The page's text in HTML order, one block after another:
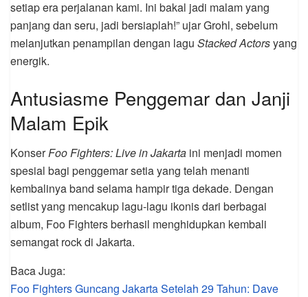
setiap era perjalanan kami. Ini bakal jadi malam yang
panjang dan seru, jadi bersiaplah!” ujar Grohl, sebelum
melanjutkan penampilan dengan lagu Stacked Actorsyang
energik.
Antusiasme Penggemar dan Janji
Malam Epik
KonserFoo Fighters: Live in Jakarta ini menjadi momen
spesial bagi penggemar setia yang telah menanti
kembalinya band selama hampir tiga dekade. Dengan
setlist yang mencakup lagu-lagu ikonis dari berbagai
album, Foo Fighters berhasil menghidupkan kembali
semangat rock di Jakarta.
Baca Juga:
Foo Fighters Guncang Jakarta Setelah 29 Tahun: Dave